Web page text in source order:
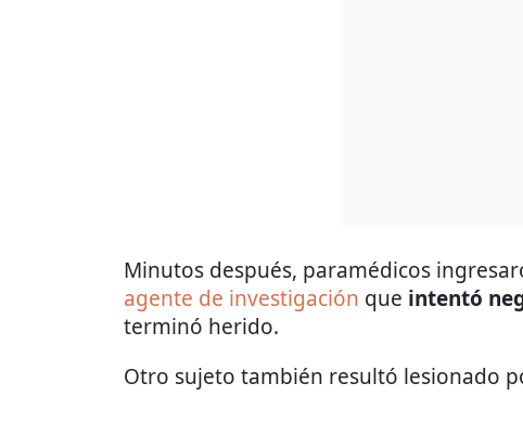
Minutos después, paramédicos
agente de investigación que intentó
terminó herido.
Otro sujeto también resultó lesionado